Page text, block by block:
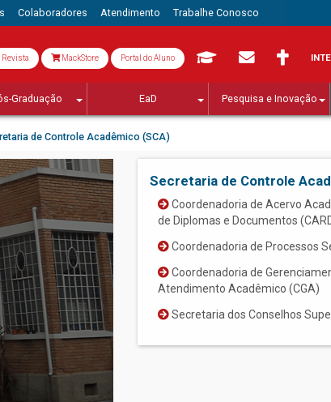
Colaboradores Atendimento Trabalhe Conosco
Revista MackStore Portal do Aluno
Graduação EaD Pesquisa e Inovação
de Controle Acadêmico (SCA)
Secretaria de Controle
Coordenadoria de Acervo
de Diplomas e Documentos
Coordenadoria de Processos
Coordenadoria de
Atendimento Acadêmico (CGA)
Secretaria dos Conselhos